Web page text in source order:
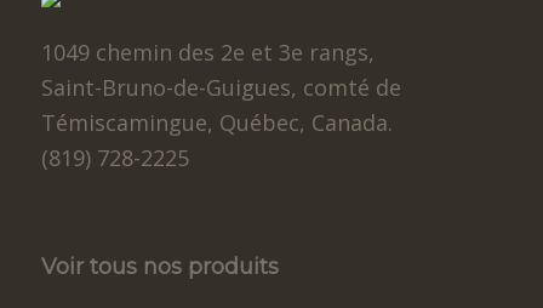
1049 chemin des 2e et 3e rangs,
Saint-Bruno-de-Guigues, comté de
Témiscamingue, Québec, Canada.
(819) 728-2225
Voir tous nos produits